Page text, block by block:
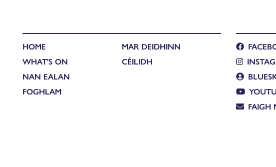
HOME
WHAT'S ON
NAN EALAN
FOGHLAM
MAR DEIDHINN
CÉILIDH
FAIGH